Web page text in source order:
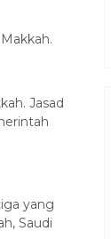
Jasad
yang
Saudi